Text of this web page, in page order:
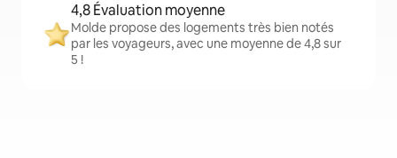
4,8 Évaluation moyenne
Molde propose des logements très bien notés
par les voyageurs, avec une moyenne de 4,8 sur
5 !